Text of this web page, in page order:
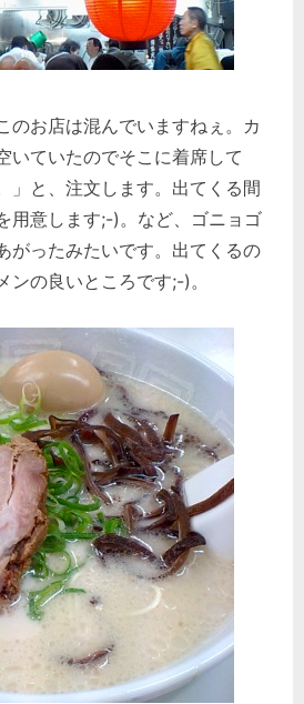
のお店は混んでいますねぇ。カ
いていたのでそこに着席して
」と、注文します。出てくる間
用意します;-)。など、ゴニョゴ
がったみたいです。出てくるの
ンの良いところです;-)。